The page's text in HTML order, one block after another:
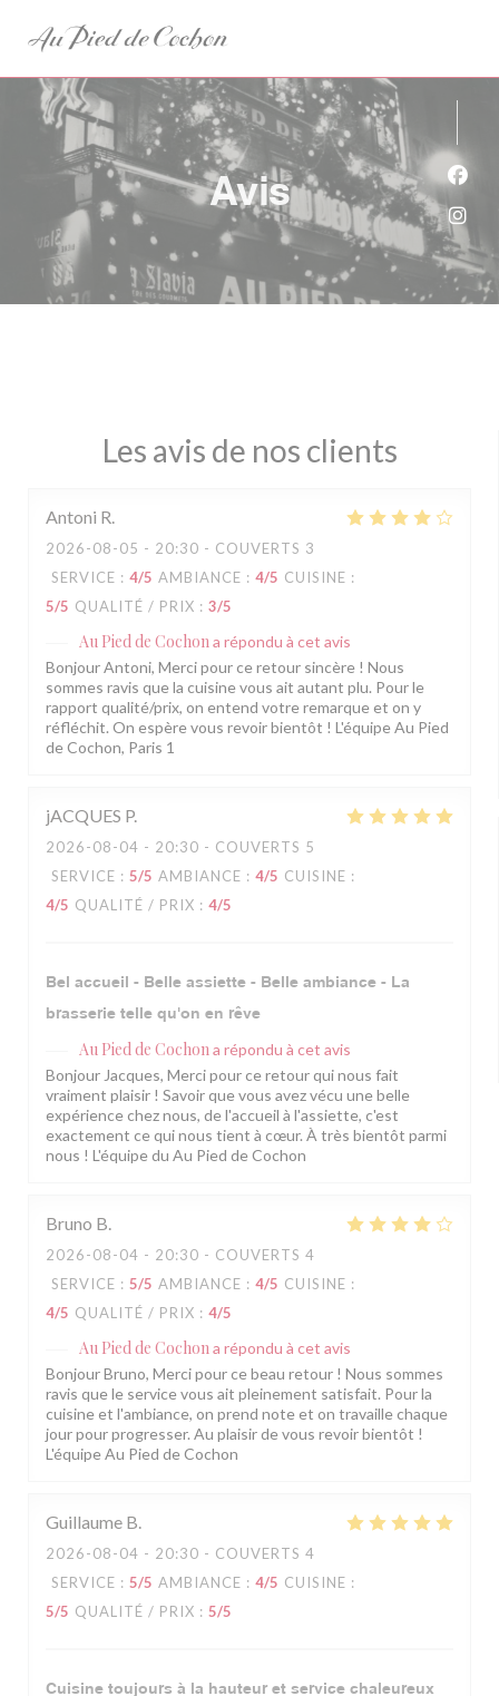
Avis
Les avis de nos clients
Antoni R
2026-08-05 - 20:30 - COUVERTS 3
SERVICE : 4/5 AMBIANCE : 4/5 CUISINE :
5/5 QUALITÉ / PRIX : 3/5
Au Pied de Cochona répondu à cet avis
Bonjour Antoni, Merci pour ce retour sincère ! Nous
sommes ravis que la cuisine vous ait autant plu. Pour le
rapport qualité/prix, on entend votre remarque et on y
réfléchit. On espère vous revoir bientôt ! L'équipe Au Pied
de Cochon, Paris 1
jACQUES P
2026-08-04 - 20:30 - COUVERTS 5
SERVICE : 5/5 AMBIANCE : 4/5 CUISINE :
4/5 QUALITÉ / PRIX : 4/5
Bel accueil - Belle assiette - Belle ambiance - La
brasserie telle qu'on en rêve
Au Pied de Cochona répondu à cet avis
Bonjour Jacques, Merci pour ce retour qui nous fait
vraiment plaisir ! Savoir que vous avez vécu une belle
expérience chez nous, de l'accueil à l'assiette, c'est
exactement ce qui nous tient à cœur. À très bientôt parmi
nous ! L'équipe du Au Pied de Cochon
Bruno B
2026-08-04 - 20:30 - COUVERTS 4
SERVICE : 5/5 AMBIANCE : 4/5 CUISINE :
4/5 QUALITÉ / PRIX : 4/5
Au Pied de Cochona répondu à cet avis
Bonjour Bruno, Merci pour ce beau retour ! Nous sommes
ravis que le service vous ait pleinement satisfait. Pour la
cuisine et l'ambiance, on prend note et on travaille chaque
jour pour progresser. Au plaisir de vous revoir bientôt !
L'équipe Au Pied de Cochon
Guillaume B
2026-08-04 - 20:30 - COUVERTS 4
SERVICE : 5/5 AMBIANCE : 4/5 CUISINE :
5/5 QUALITÉ / PRIX : 5/5
Cuisine toujours à la hauteur et service chaleureux